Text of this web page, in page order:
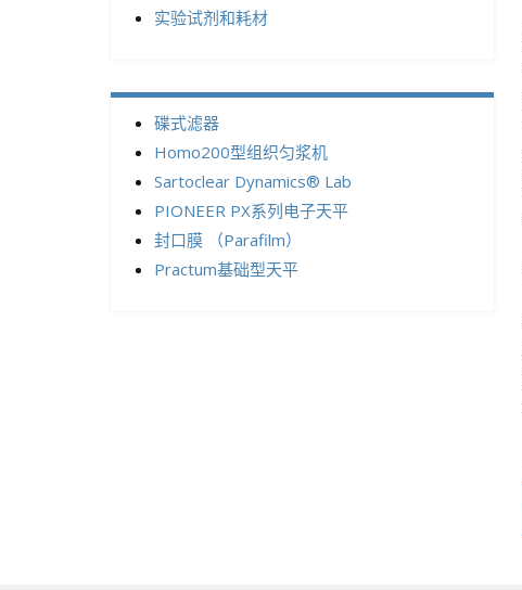
实验试剂和耗材
碟式滤器
Homo200型组织匀浆机
Sartoclear Dynamics® Lab
PIONEER PX系列电子天平
封口膜 （Parafilm）
Practum基础型天平